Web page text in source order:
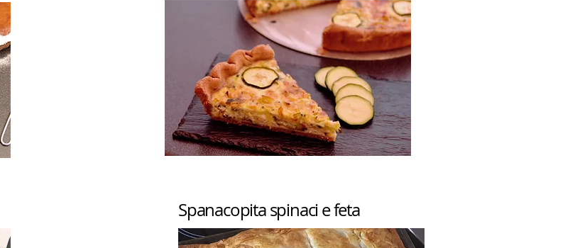
Spanacopita spinaci e feta